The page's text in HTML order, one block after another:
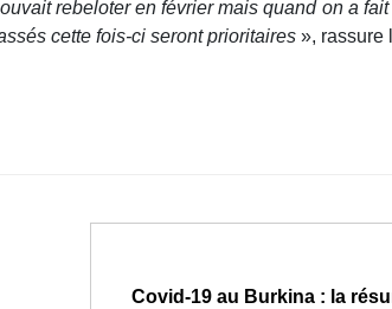
rebeloter en février mais quand on a
cette fois-ci seront prioritaires », rassure
Covid-19 au Burkina : la